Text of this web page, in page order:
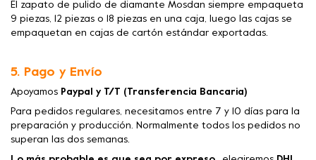
El zapato de pulido de diamante Mosdan siempre empaqueta
9 piezas, 12 piezas o 18 piezas en una caja, luego las cajas se
empaquetan en cajas de cartón estándar exportadas.
5. Pago y Envío
Apoyamos Paypal y T/T (Transferencia Bancaria)
Para pedidos regulares, necesitamos entre 7 y 10 días para la
preparación y producción. Normalmente todos los pedidos no
superan las dos semanas.